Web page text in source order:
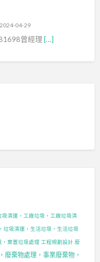
2024-04-29
曾經理 […]
清運，工廠垃圾，工廠垃圾清
垃圾清運，生活垃圾，生活垃圾
棄置垃圾處理 工程規劃設計 廢
廢棄物處理，事業廢棄物，